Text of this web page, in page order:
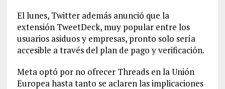
El lunes, Twitter además anunció que la
extensión TweetDeck, muy popular entre los
usuarios asiduos y empresas, pronto solo sería
accesible a través del plan de pago y verificación.
Meta optó por no ofrecer Threads en la Unión
Europea hasta tanto se aclaren las implicaciones